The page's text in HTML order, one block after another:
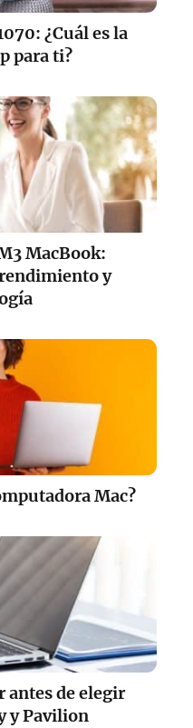
¿Cuál es la
para ti?
MacBook:
y
Mac?
antes de elegir
y Pavilion